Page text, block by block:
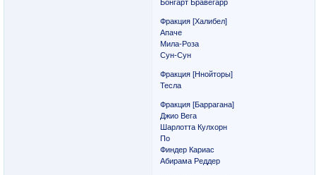
Бонгарт Бравегарр
Фракция [Халибел]
Апаче
Мила-Роза
Сун-Сун
Фракция [Ннойторы]
Тесла
Фракция [Баррагана]
Джио Вега
Шарлотта Кулхорн
По
Финдер Кариас
Абирама Реддер